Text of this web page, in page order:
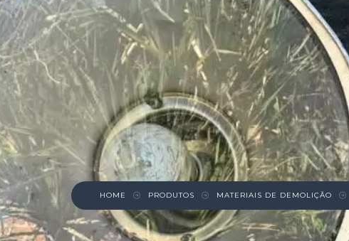
HOME PRODUTOS MATERIAIS DE DEMOLIÇÃO